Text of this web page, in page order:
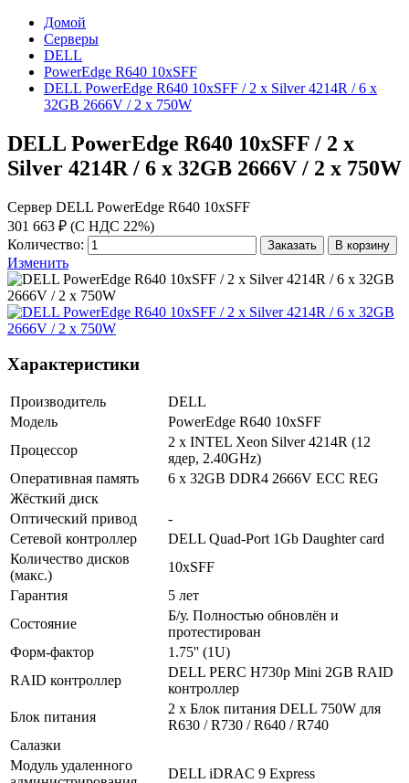
Домой
Серверы
DELL
PowerEdge R640 10xSFF
DELL PowerEdge R640 10xSFF / 2 x Silver 4214R / 6 x
32GB 2666V / 2 x 750W
DELL PowerEdge R640 10xSFF / 2 x
Silver 4214R / 6 x 32GB 2666V / 2 x 750W
Сервер DELL PowerEdge R640 10xSFF
301 663 ₽ (С НДС 22%)
Количество:
Заказать В корзину
Изменить
Характеристики
Производитель
DELL
Модель
PowerEdge R640 10xSFF
Процессор
2 x INTEL Xeon Silver 4214R (12
ядер, 2.40GHz)
Оперативная память
6 x 32GB DDR4 2666V ECC REG
Жёсткий диск
Оптический привод
-
Сетевой контроллер
DELL Quad-Port 1Gb Daughter card
Количество дисков
(макс.)
10хSFF
Гарантия
5 лет
Состояние
Б/у. Полностью обновлён и
протестирован
Форм-фактор
1.75'' (1U)
RAID контроллер
DELL PERC H730p Mini 2GB RAID
контроллер
Блок питания
2 x Блок питания DELL 750W для
R630 / R730 / R640 / R740
Салазки
Модуль удаленного
DELL iDRAC 9 Express